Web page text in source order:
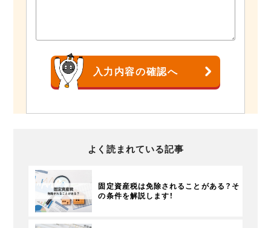
よく読まれている記事
固定資産税は免除されることがある？そ
の条件を解説します！